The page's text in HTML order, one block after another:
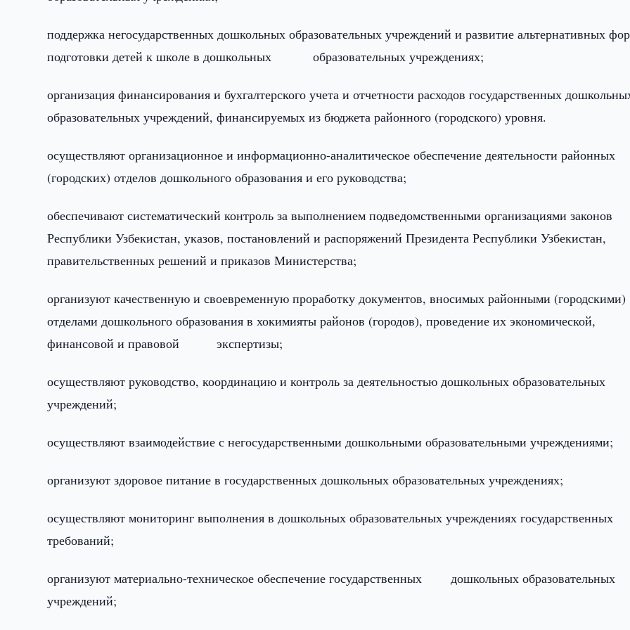
поддержка негосударственных дошкольных образовательных учреждений и развитие альтернативных
подготовки детей к школе в дошкольных образовательных учреждениях;
организация финансирования и бухгалтерского учета и отчетности расходов государственных
образовательных учреждений, финансируемых из бюджета районного (городского) уровня.
осуществляют организационное и информационно-аналитическое обеспечение деятельности районных
(городских) отделов дошкольного образования и его руководства;
обеспечивают систематический контроль за выполнением подведомственными организациями законов
Республики Узбекистан, указов, постановлений и распоряжений Президента Республики Узбекистан,
правительственных решений и приказов Министерства;
организуют качественную и своевременную проработку документов, вносимых районными (городскими)
отделами дошкольного образования в хокимияты районов (городов), проведение их экономической,
финансовой и правовой экспертизы;
осуществляют руководство, координацию и контроль за деятельностью дошкольных образовательных
учреждений;
осуществляют взаимодействие с негосударственными дошкольными образовательными учреждениями;
организуют здоровое питание в государственных дошкольных образовательных учреждениях;
осуществляют мониторинг выполнения в дошкольных образовательных учреждениях государственных
требований;
организуют материально-техническое обеспечение государственных дошкольных образовательных
учреждений;